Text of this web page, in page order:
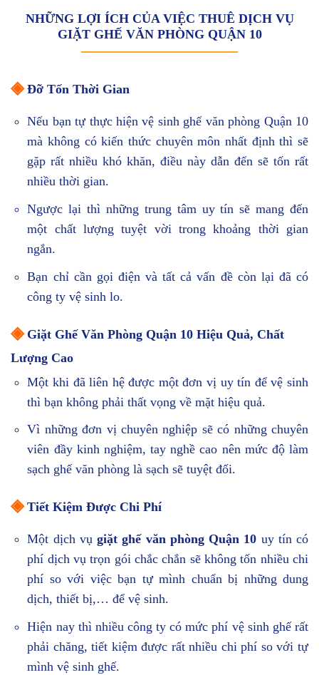
NHỮNG LỢI ÍCH CỦA VIỆC THUÊ DỊCH VỤ
GIẶT GHẾ VĂN PHÒNG QUẬN 10
◈Đỡ Tốn Thời Gian
Nếu bạn tự thực hiện vệ sinh ghế văn phòng Quận 10
mà không có kiến thức chuyên môn nhất định thì sẽ
gặp rất nhiều khó khăn, điều này dẫn đến sẽ tốn rất
nhiều thời gian.
Ngược lại thì những trung tâm uy tín sẽ mang đến
một chất lượng tuyệt vời trong khoảng thời gian
ngắn.
Bạn chỉ cần gọi điện và tất cả vấn đề còn lại đã có
công ty vệ sinh lo.
◈Giặt Ghế Văn Phòng Quận 10 Hiệu Quả, Chất
Lượng Cao
Một khi đã liên hệ được một đơn vị uy tín để vệ sinh
thì bạn không phải thất vọng về mặt hiệu quả.
Vì những đơn vị chuyên nghiệp sẽ có những chuyên
viên đầy kinh nghiệm, tay nghề cao nên mức độ làm
sạch ghế văn phòng là sạch sẽ tuyệt đối.
◈Tiết Kiệm Được Chi Phí
Một dịch vụgiặt ghế văn phòng Quận 10 uy tín có
phí dịch vụ trọn gói chắc chắn sẽ không tốn nhiều chi
phí so với việc bạn tự mình chuẩn bị những dung
dịch, thiết bị,… để vệ sinh.
Hiện nay thì nhiều công ty có mức phí vệ sinh ghế rất
phải chăng, tiết kiệm được rất nhiều chi phí so với tự
mình vệ sinh ghế.